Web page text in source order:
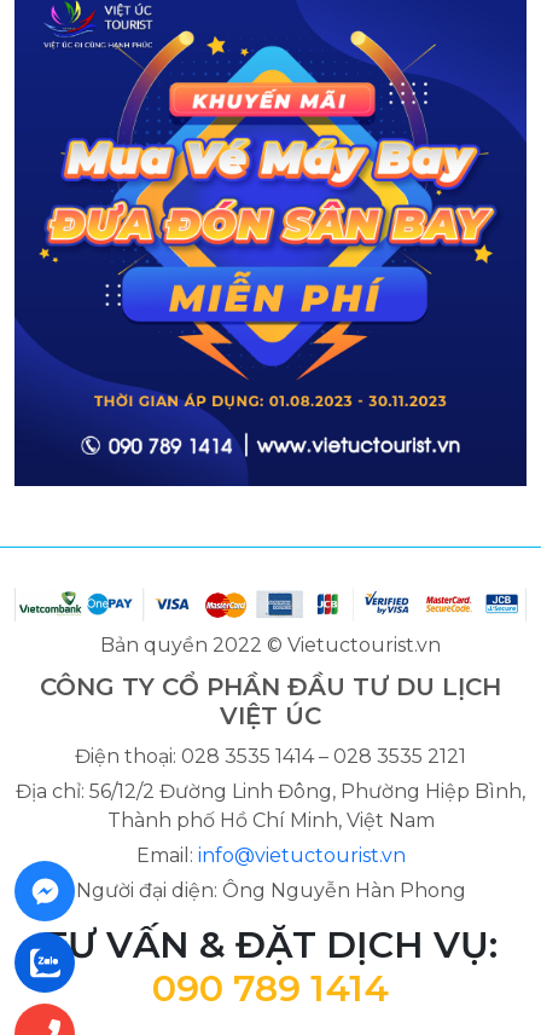
Bản quyền 2022 © Vietuctourist.vn
CÔNG TY CỔ PHẦN ĐẦU TƯ DU LỊCH
VIỆT ÚC
Điện thoại: 028 3535 1414 – 028 3535 2121
Địa chỉ: 56/12/2 Đường Linh Đông, Phường Hiệp Bình,
Thành phố Hồ Chí Minh, Việt Nam
Email: info@vietuctourist.vn
Người đại diện: Ông Nguyễn Hàn Phong
TƯ VẤN & ĐẶT DỊCH VỤ:
090 789 1414